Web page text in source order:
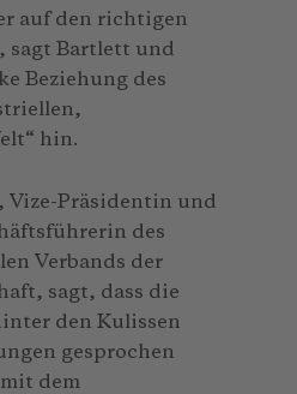
auf den richtigen
sagt Bartlett und
Beziehung des
hin.
Vize-Präsidentin und
des
Verbands der
sagt, dass die
den Kulissen
gesprochen
dem